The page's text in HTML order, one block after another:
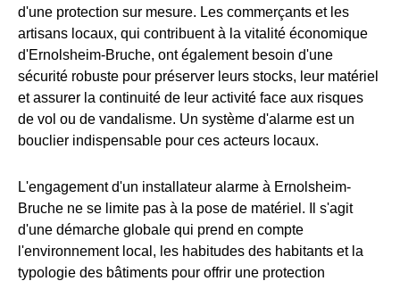
d'une protection sur mesure. Les commerçants et les
artisans locaux, qui contribuent à la vitalité économique
d'Ernolsheim-Bruche, ont également besoin d'une
sécurité robuste pour préserver leurs stocks, leur matériel
et assurer la continuité de leur activité face aux risques
de vol ou de vandalisme. Un système d'alarme est un
bouclier indispensable pour ces acteurs locaux.
L'engagement d'un installateur alarme à Ernolsheim-
Bruche ne se limite pas à la pose de matériel. Il s'agit
d'une démarche globale qui prend en compte
l'environnement local, les habitudes des habitants et la
typologie des bâtiments pour offrir une protection